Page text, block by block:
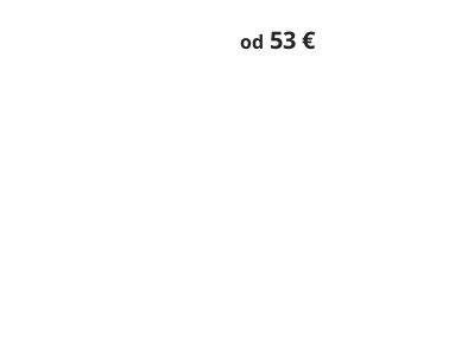
od 53 €